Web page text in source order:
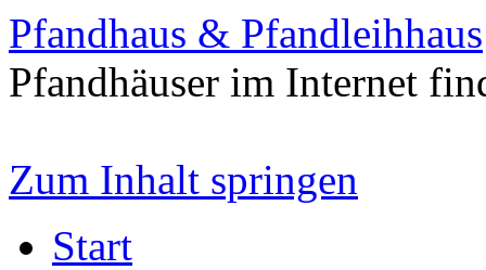
Pfandhaus & Pfandleihhaus
Pfandhäuser im Internet
Zum Inhalt springen
Start